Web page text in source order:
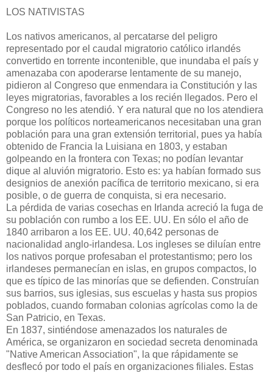
LOS NATIVISTAS
Los nativos americanos, al percatarse del peligro
representado por el caudal migratorio católico irlandés
convertido en torrente incontenible, que inundaba el país y
amenazaba con apoderarse lentamente de su manejo,
pidieron al Congreso que enmendara ia Constitución y las
leyes migratorias, favorables a los recién llegados. Pero el
Congreso no les atendió. Y era natural que no los atendiera
porque los políticos norteamericanos necesitaban una gran
población para una gran extensión territorial, pues ya había
obtenido de Francia la Luisiana en 1803, y estaban
golpeando en la frontera con Texas; no podían levantar
dique al aluvión migratorio. Esto es: ya habían formado sus
designios de anexión pacífica de territorio mexicano, si era
posible, o de guerra de conquista, si era necesario.
La pérdida de varias cosechas en Irlanda acreció la fuga de
su población con rumbo a los EE. UU. En sólo el año de
1840 arribaron a los EE. UU. 40,642 personas de
nacionalidad anglo-irlandesa. Los ingleses se diluían entre
los nativos porque profesaban el protestantismo; pero los
irlandeses permanecían en islas, en grupos compactos, lo
que es típico de las minorías que se defienden. Construían
sus barrios, sus iglesias, sus escuelas y hasta sus propios
poblados, cuando formaban colonias agrícolas como la de
San Patricio, en Texas.
En 1837, sintiéndose amenazados los naturales de
América, se organizaron en sociedad secreta denominada
"Native American Associa­tion", la que rápidamente se
desflecó por todo el país en organizaciones filiales. Estas